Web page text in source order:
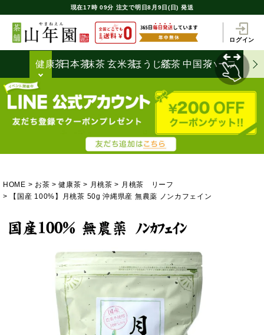
現在17時 09分 注文で明日8月9日(日) 発送
ログイン
健康茶日本茶抹茶 玄米茶ほうじ茶
紅茶 中国茶ハーブティ
HOME お茶 健康茶 月桃茶
月桃茶 リーフ
【国産 100%】月桃茶 50g 沖縄県産 無農薬 ノンカフェイン